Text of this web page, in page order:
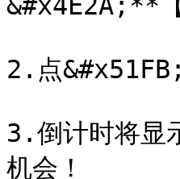
2.点
3.倒计时将显
机会！